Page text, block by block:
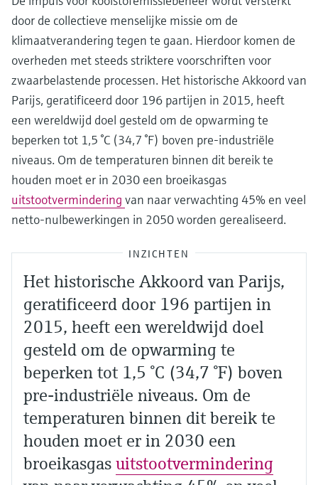
door de collectieve menselijke missie om de
klimaatverandering tegen te gaan. Hierdoor komen de
overheden met steeds striktere voorschriften voor
zwaarbelastende processen. Het historische Akkoord van
Parijs, geratificeerd door 196 partijen in 2015, heeft
een wereldwijd doel gesteld om de opwarming te
beperken tot 1,5 °C (34,7 °F) boven pre-industriële
niveaus. Om de temperaturen binnen dit bereik te
houden moet er in 2030 een broeikasgas
uitstootvermindering van naar verwachting 45% en veel
netto-nulbewerkingen in 2050 worden gerealiseerd.
INZICHTEN
Het historische Akkoord van Parijs,
geratificeerd door 196 partijen in
2015, heeft een wereldwijd doel
gesteld om de opwarming te
beperken tot 1,5 °C (34,7 °F) boven
pre-industriële niveaus. Om de
temperaturen binnen dit bereik te
houden moet er in 2030 een
broeikasgas uitstootvermindering